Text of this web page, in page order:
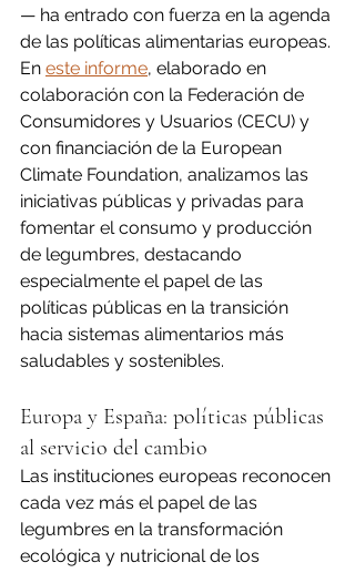
— ha entrado con fuerza en la agenda
de las políticas alimentarias europeas.
En este informe, elaborado en
colaboración con la Federación de
Consumidores y Usuarios (CECU) y
con financiación de la European
Climate Foundation, analizamos las
iniciativas públicas y privadas para
fomentar el consumo y producción
de legumbres, destacando
especialmente el papel de las
políticas públicas en la transición
hacia sistemas alimentarios más
saludables y sostenibles.
Europa y España: políticas públicas
al servicio del cambio
Las instituciones europeas reconocen
cada vez más el papel de las
legumbres en la transformación
ecológica y nutricional de los